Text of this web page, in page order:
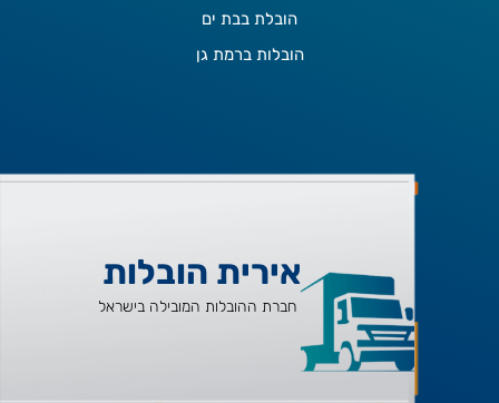
הובלת בבת ים
הובלות ברמת גן
אירית הובלות
חברת ההובלות המובילה בישראל